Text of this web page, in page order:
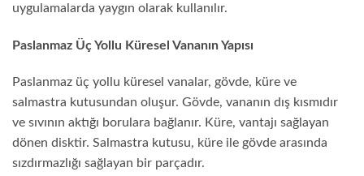
uygulamalarda yaygın olarak kullanılır.
Paslanmaz Üç Yollu Küresel Vananın Yapısı
Paslanmaz üç yollu küresel vanalar, gövde, küre ve
salmastra kutusundan oluşur. Gövde, vananın dış kısmıdır
ve sıvının aktığı borulara bağlanır. Küre, vantajı sağlayan
dönen disktir. Salmastra kutusu, küre ile gövde arasında
sızdırmazlığı sağlayan bir parçadır.